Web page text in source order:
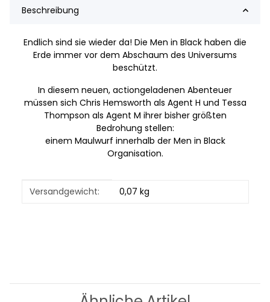
Beschreibung
Endlich sind sie wieder da! Die Men in Black haben die
Erde immer vor dem Abschaum des Universums
beschützt.
In diesem neuen, actiongeladenen Abenteuer
müssen sich Chris Hemsworth als Agent H und Tessa
Thompson als Agent M ihrer bisher größten
Bedrohung stellen:
einem Maulwurf innerhalb der Men in Black
Organisation.
Produkteigenschaft
Wert
Versandgewicht: 0,07 kg